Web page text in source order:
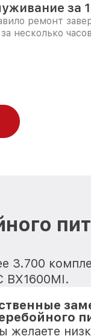
за
ремонт
за несколько часов
3.700
BX1600MI.
желаете